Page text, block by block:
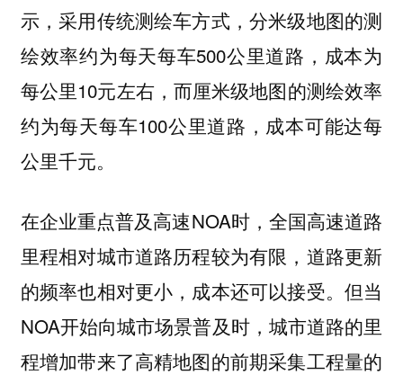
示，采用传统测绘车方式，分米级地图的测
绘效率约为每天每车500公里道路，成本为
每公里10元左右，而厘米级地图的测绘效率
约为每天每车100公里道路，成本可能达每
公里千元。
在企业重点普及高速NOA时，全国高速道路
里程相对城市道路历程较为有限，道路更新
的频率也相对更小，成本还可以接受。但当
NOA开始向城市场景普及时，城市道路的里
程增加带来了高精地图的前期采集工程量的